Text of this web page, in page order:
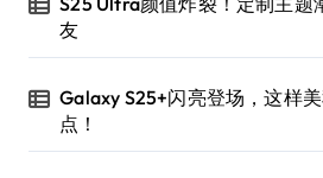
友
Galaxy S25+闪亮登场，这样
点！